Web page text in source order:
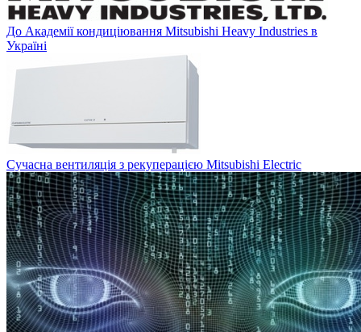
До Академії кондиціювання Mitsubishi Heavy Industries в
Україні
Сучасна вентиляція з рекуперацією Mitsubishi Electric